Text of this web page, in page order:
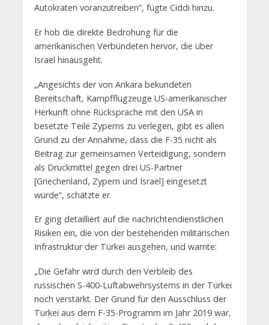
Autokraten voranzutreiben“, fügte Ciddi hinzu.
Er hob die direkte Bedrohung für die
amerikanischen Verbündeten hervor, die über
Israel hinausgeht.
„Angesichts der von Ankara bekundeten
Bereitschaft, Kampfflugzeuge US-amerikanischer
Herkunft ohne Rücksprache mit den USA in
besetzte Teile Zyperns zu verlegen, gibt es allen
Grund zu der Annahme, dass die F-35 nicht als
Beitrag zur gemeinsamen Verteidigung, sondern
als Druckmittel gegen drei US-Partner
[Griechenland, Zypern und Israel] eingesetzt
würde“, schätzte er.
Er ging detailliert auf die nachrichtendienstlichen
Risiken ein, die von der bestehenden militärischen
Infrastruktur der Türkei ausgehen, und warnte:
„Die Gefahr wird durch den Verbleib des
russischen S-400-Luftabwehrsystems in der Türkei
noch verstärkt. Der Grund für den Ausschluss der
Türkei aus dem F-35-Programm im Jahr 2019 war,